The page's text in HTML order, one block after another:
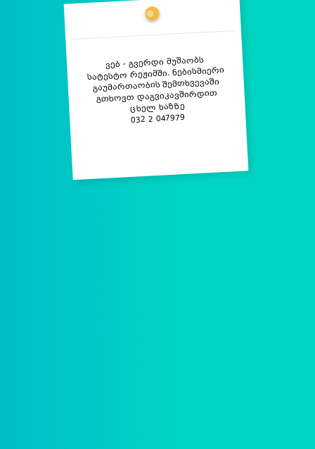
ვებ - გვერდი მუშაობს
სატესტო რეჟიმში. ნებისმიერი
გაუმართაობის შემთხვევაში
გთხოვთ დაგვიკავშირდით
ცხელ ხაზზე
032 2 047979